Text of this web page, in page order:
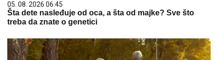
05. 08. 2026 06:45
Šta dete nasleđuje od oca, a šta od majke? Sve što
treba da znate o genetici